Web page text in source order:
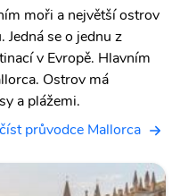
moři a největší ostrov
Jedná se o jednu z
v Evropě. Hlavním
Ostrov má
a plážemi.
průvodce Mallorca